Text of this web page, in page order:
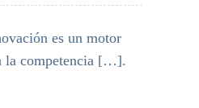
es un motor
la competencia […].